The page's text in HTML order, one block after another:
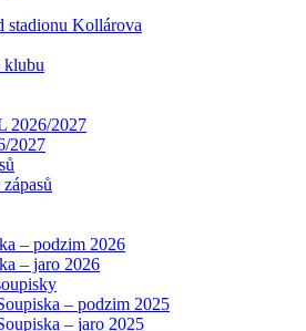
stadionu Kollárova
klubu
2026/2027
2027
– podzim 2026
– jaro 2026
– podzim 2025
– jaro 2025